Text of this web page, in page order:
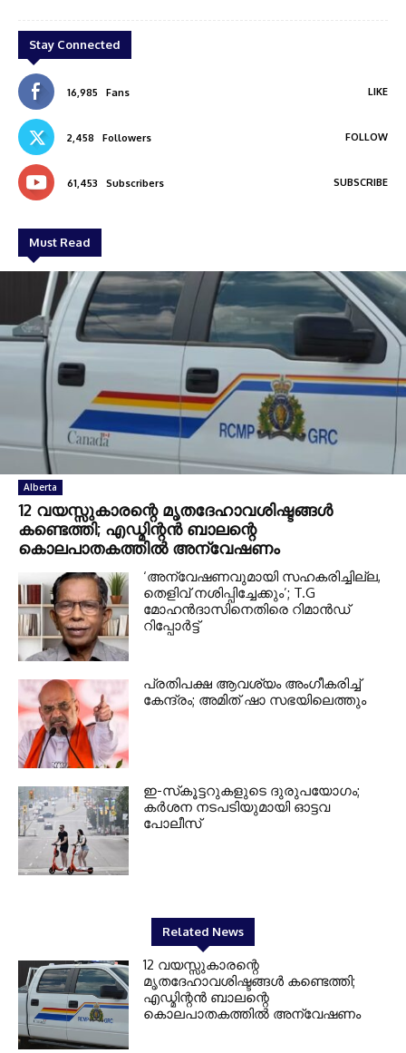
Stay Connected
16,985 Fans LIKE
2,458 Followers FOLLOW
61,453 Subscribers SUBSCRIBE
Must Read
Alberta
12 വയസ്സുകാരന്റെ മൃതദേഹാവശിഷ്ടങ്ങൾ
കണ്ടെത്തി; എഡ്മിന്റൻ ബാലന്റെ
കൊലപാതകത്തിൽ അന്വേഷണം
‘അന്വേഷണവുമായി സഹകരിച്ചില്ല,
തെളിവ് നശിപ്പിച്ചേക്കും’; T.G
മോഹൻദാസിനെതിരെ റിമാൻഡ്
റിപ്പോർട്ട്
പ്രതിപക്ഷ ആവശ്യം അംഗീകരിച്ച്
കേന്ദ്രം; അമിത് ഷാ സഭയിലെത്തും
ഇ-സ്‌കൂട്ടറുകളുടെ ദുരുപയോഗം;
കര്‍ശന നടപടിയുമായി ഓട്ടവ
പോലീസ്
Related News
12 വയസ്സുകാരന്റെ
മൃതദേഹാവശിഷ്ടങ്ങൾ കണ്ടെത്തി;
എഡ്മിന്റൻ ബാലന്റെ
കൊലപാതകത്തിൽ അന്വേഷണം